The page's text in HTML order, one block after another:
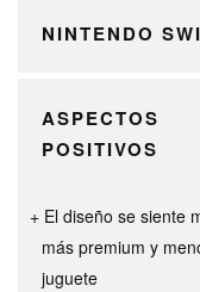
NINTENDO
ASPECTOS
POSITIVOS
El diseño se siente
más premium y
juguete